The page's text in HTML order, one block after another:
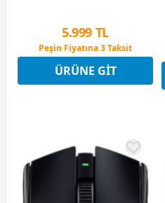
5.999 TL
Peşin Fiyatına 3 Taksit
12 Ay x 706 TL taksitle
Peşin Fiyatına 3 Taksit
ÜRÜNE GIT